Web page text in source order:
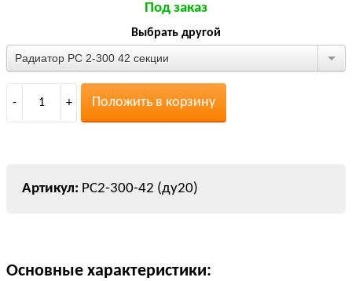
Под заказ
Выбрать другой
Радиатор РС 2-300 42 секции
- 1 + Положить в корзину
РС2-300-42 (ду20)
Основные характеристики: